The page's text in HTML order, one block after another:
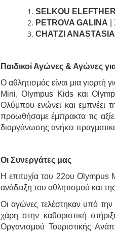
SELKOU
PETROVA GALINA
CHATZI ANASTASIA
Παιδικοί Αγώνες & Αγώνες
Ο αθλητισμός είναι μια
Mini, Olympus Kids και
Ολύμπου ενώνει και εμπνέει
προωθήσαμε έμπρακτα τις
διοργάνωσης ανήκει
Οι Συνεργάτες μας
Η επιτυχία του 22ου Olympus
ανάδειξη του αθλητισμού και
Οι αγώνες τελέστηκαν υπό
χάρη στην καθοριστική
Οργανισμού Τουριστικής